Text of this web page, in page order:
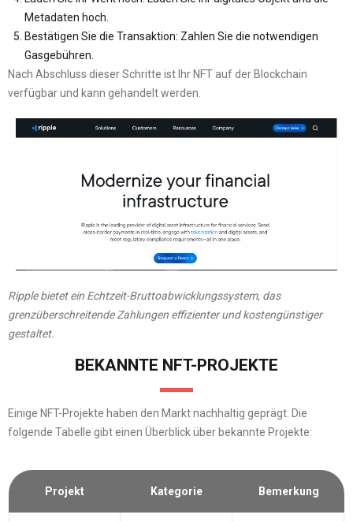
Metadaten hoch.
Bestätigen Sie die Transaktion: Zahlen Sie die notwendigen
Gasgebühren.
Nach Abschluss dieser Schritte ist Ihr NFT auf der Blockchain
verfügbar und kann gehandelt werden.
Ripple bietet ein Echtzeit-Bruttoabwicklungssystem, das
grenzüberschreitende Zahlungen effizienter und kostengünstiger
gestaltet.
BEKANNTE NFT-PROJEKTE
Einige NFT-Projekte haben den Markt nachhaltig geprägt. Die
folgende Tabelle gibt einen Überblick über bekannte Projekte:
Projekt Kategorie Bemerkung